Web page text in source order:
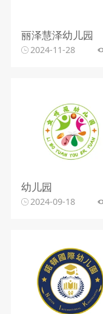
丽泽慧泽幼儿园
2024-11-28
幼儿园
2024-09-18